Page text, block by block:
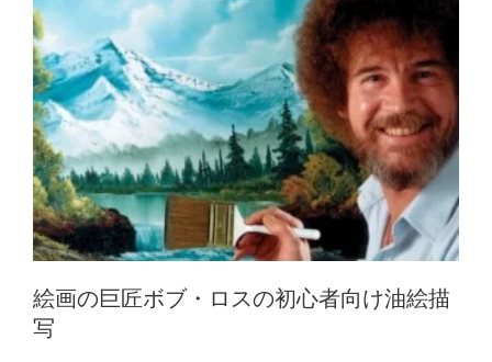
絵画の巨匠ボブ・ロスの初心者向け油絵描
写